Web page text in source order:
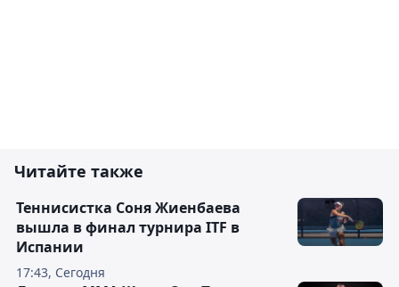
Читайте также
17:43, Сегодня
Теннисистка Соня Жиенбаева
вышла в финал турнира ITF в
Испании